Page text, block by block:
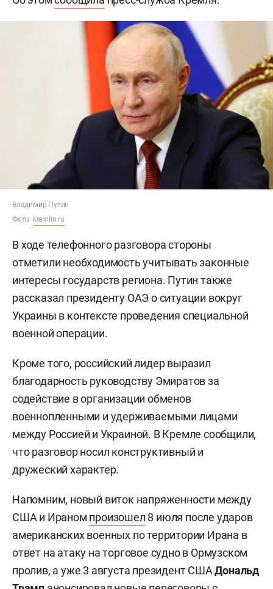
Владимир Путин
Фото: kremlin.ru
В ходе телефонного разговора стороны
отметили необходимость учитывать законные
интересы государств региона. Путин также
рассказал президенту ОАЭ о ситуации вокруг
Украины в контексте проведения специальной
военной операции.
Кроме того, российский лидер выразил
благодарность руководству Эмиратов за
содействие в организации обменов
военнопленными и удерживаемыми лицами
между Россией и Украиной. В Кремле сообщили,
что разговор носил конструктивный и
дружеский характер.
Напомним, новый виток напряженности между
США и Ираном произошел 8 июля после ударов
американских военных по территории Ирана в
ответ на атаку на торговое судно в Ормузском
пролив, а уже 3 августа президент СШАДональд